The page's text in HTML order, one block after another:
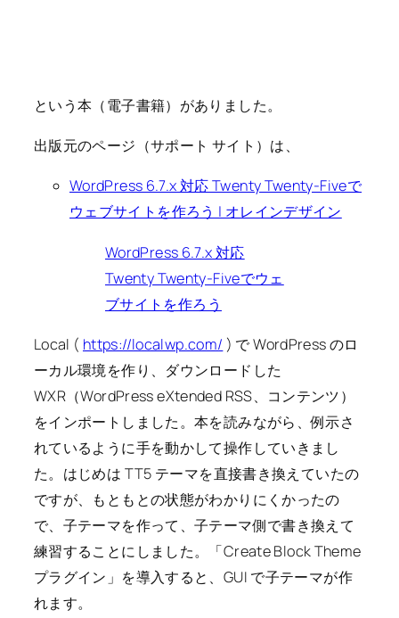
という本（電子書籍）がありました。
出版元のページ（サポート サイト）は、
WordPress 6.7.x 対応 Twenty Twenty-Fiveで
ウェブサイトを作ろう | オレインデザイン
WordPress 6.7.x 対応
Twenty Twenty-Fiveでウェ
ブサイトを作ろう
Local ( https://localwp.com/ ) で WordPress のロ
ーカル環境を作り、ダウンロードした
WXR（WordPress eXtended RSS、コンテンツ）
をインポートしました。本を読みながら、例示さ
れているように手を動かして操作していきまし
た。はじめは TT5 テーマを直接書き換えていたの
ですが、もともとの状態がわかりにくかったの
で、子テーマを作って、子テーマ側で書き換えて
練習することにしました。「Create Block Theme
プラグイン」を導入すると、GUI で子テーマが作
れます。